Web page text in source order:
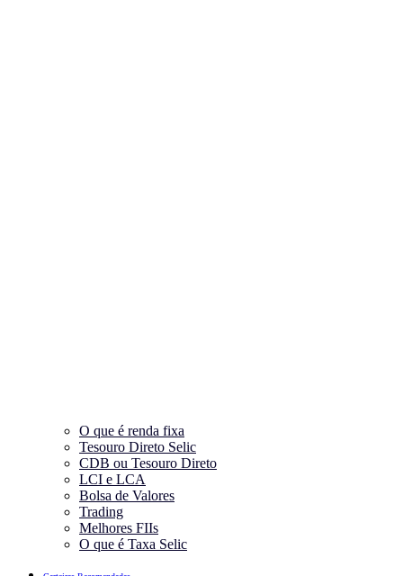
O que é renda fixa
Tesouro Direto Selic
CDB ou Tesouro Direto
LCI e LCA
Bolsa de Valores
Trading
Melhores FIIs
O que é Taxa Selic